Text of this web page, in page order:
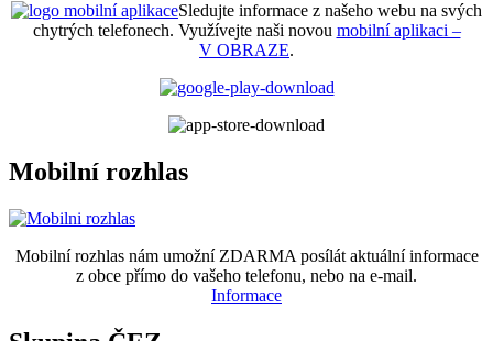
Sledujte informace z našeho webu na svých
chytrých telefonech. Využívejte naši novou mobilní aplikaci –
V OBRAZE.
Mobilní rozhlas
Mobilní rozhlas nám umožní ZDARMA posílát aktuální informace
z obce přímo do vašeho telefonu, nebo na e-mail.
Informace